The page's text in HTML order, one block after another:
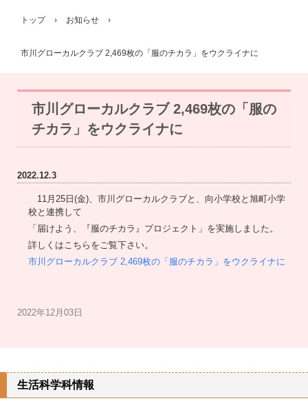
トップ › お知らせ ›
市川グローカルクラブ 2,469枚の「服のチカラ」をウクライナに
市川グローカルクラブ 2,469枚の「服の
チカラ」をウクライナに
2022.12.3
11月25日(金)、市川グローカルクラブと、向小学校と旭町小学
校と連携して
「届けよう、『服のチカラ』プロジェクト」を実施しました。
詳しくはこちらをご覧下さい。
市川グローカルクラブ 2,469枚の「服のチカラ」をウクライナに
2022年12月03日
生活科学科情報